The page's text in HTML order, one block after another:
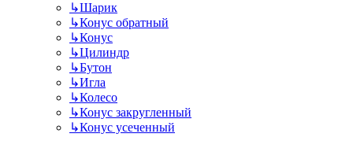
↳Шарик
↳Конус обратный
↳Конус
↳Цилиндр
↳Бутон
↳Игла
↳Колесо
↳Конус закругленный
↳Конус усеченный